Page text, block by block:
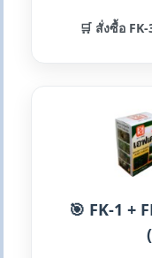
🛒 สั่งซื้อ FK-
🎯 FK-1 +